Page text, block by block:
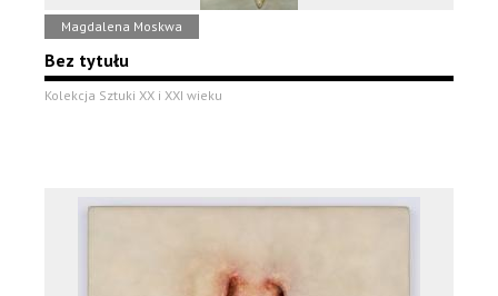
Magdalena Moskwa
Bez tytułu
Kolekcja Sztuki XX i XXI wieku